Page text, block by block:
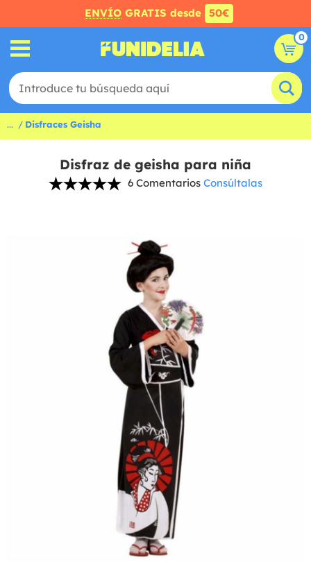
ENVÍO GRATIS desde 50€
0
... Disfraces Geisha
Disfraz de geisha para niña
6 Comentarios Consúltalas